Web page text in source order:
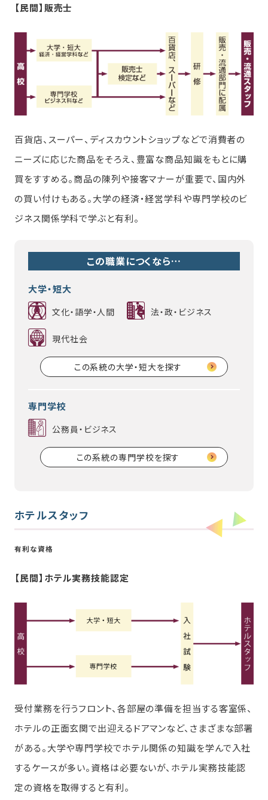
【民間】販売士
百貨店、スーパー、ディスカウントショップなどで消費者の
ニーズに応じた商品をそろえ、豊富な商品知識をもとに購
買をすすめる。商品の陳列や接客マナーが重要で、国内外
の買い付けもある。大学の経済・経営学科や専門学校のビ
ジネス関係学科で学ぶと有利。
この職業につくなら…
大学・短大
文化・語学・人間 法・政・ビジネス
現代社会
この系統の大学・短大を探す
専門学校
公務員・ビジネス
この系統の専門学校を探す
ホテルスタッフ
有利な資格
【民間】ホテル実務技能認定
受付業務を行うフロント、各部屋の準備を担当する客室係、
ホテルの正面玄関で出迎えるドアマンなど、さまざまな部署
がある。大学や専門学校でホテル関係の知識を学んで入社
するケースが多い。資格は必要ないが、ホテル実務技能認
定の資格を取得すると有利。